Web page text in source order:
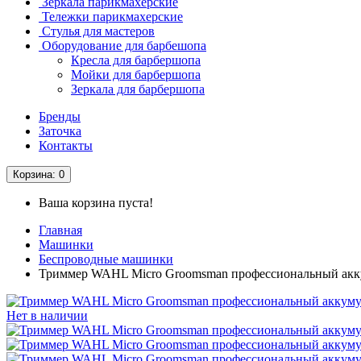
Тележки парикмахерские
Стулья для мастеров
Оборудование для барбешопа
Кресла для барбершопа
Мойки для барбершопа
Зеркала для барбершопа
Бренды
Заточка
Контакты
Корзина: 0
Ваша корзина пуста!
Главная
Машинки
Беспроводные машинки
Триммер WAHL Micro Groomsman профессиональный
Нет в наличии